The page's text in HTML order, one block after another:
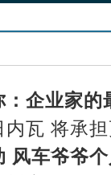
企业家的
瓦 将承
风车爷爷